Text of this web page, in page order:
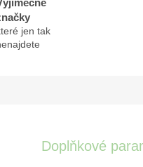
jen tak
Doplňkové